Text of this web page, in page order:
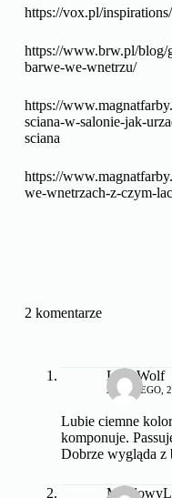
ścianą jest balans –
naturalnymi materiałami
oraz harmonią, jaką
Źródła:
https://vox.pl/
sciana